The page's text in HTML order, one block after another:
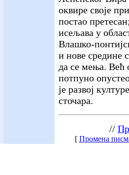
оквире своје
постао
исељава у
Влашко-
и нове средине
да се мења. Већ
потпуно
је развој
сточара.
//
[ Промена